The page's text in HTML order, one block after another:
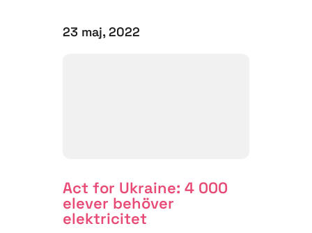
23 maj, 2022
Act for Ukraine: 4 000
elever behöver
elektricitet